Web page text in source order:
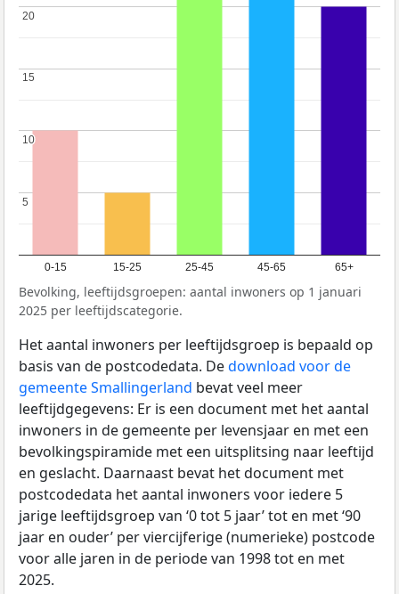
0-15 15-25 25-45 45-65 65+
5
5
10
10
15
15
20
20
Bevolking, leeftijdsgroepen: aantal inwoners op 1 januari
2025 per leeftijdscategorie.
Het aantal inwoners per leeftijdsgroep is bepaald op
basis van de postcodedata. Dedownload voor de
gemeente Smallingerland bevat veel meer
leeftijdgegevens: Er is een document met het aantal
inwoners in de gemeente per levensjaar en met een
bevolkingspiramide met een uitsplitsing naar leeftijd
en geslacht. Daarnaast bevat het document met
postcodedata het aantal inwoners voor iedere 5
jarige leeftijdsgroep van ‘0 tot 5 jaar’ tot en met ‘90
jaar en ouder’ per viercijferige (numerieke) postcode
voor alle jaren in de periode van 1998 tot en met
2025.